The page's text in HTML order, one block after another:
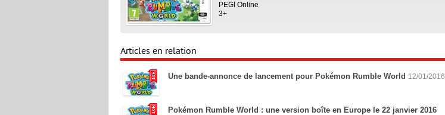
PEGI Online
3+
Articles en relation
Une bande-annonce de lancement pour Pokémon Rumble World 12/01/2016
Pokémon Rumble World : une version boîte en Europe le 22 janvier 2016